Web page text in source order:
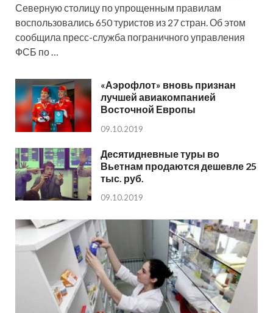
Северную столицу по упрощенным правилам
воспользовались 650 туристов из 27 стран. Об этом
сообщила пресс-служба пограничного управления
ФСБ по …
«Аэрофлот» вновь признан
лучшей авиакомпанией
Восточной Европы
09.10.2019
Десятидневные туры во
Вьетнам продаются дешевле 25
тыс. руб.
09.10.2019